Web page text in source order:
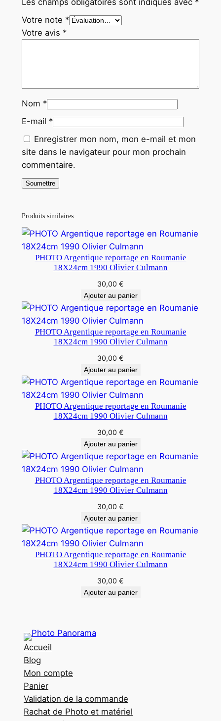
Votre note *
Votre avis *
Nom *
E-mail *
Enregistrer mon nom, mon e-mail et mon
site dans le navigateur pour mon prochain
commentaire.
Produits similaires
PHOTO Argentique reportage en Roumanie
18X24cm 1990 Olivier Culmann
30,00 €
Ajouter au panier
PHOTO Argentique reportage en Roumanie
18X24cm 1990 Olivier Culmann
30,00 €
Ajouter au panier
PHOTO Argentique reportage en Roumanie
18X24cm 1990 Olivier Culmann
30,00 €
Ajouter au panier
PHOTO Argentique reportage en Roumanie
18X24cm 1990 Olivier Culmann
30,00 €
Ajouter au panier
PHOTO Argentique reportage en Roumanie
18X24cm 1990 Olivier Culmann
30,00 €
Ajouter au panier
Accueil
Blog
Mon compte
Panier
Validation de la commande
Rachat de Photo et matériel